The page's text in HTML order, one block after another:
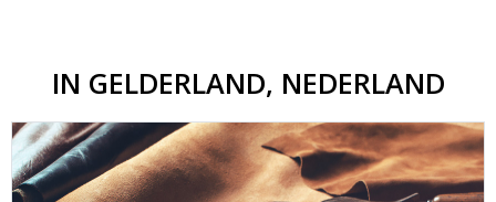
IN GELDERLAND, NEDERLAND